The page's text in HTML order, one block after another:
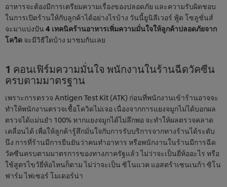
อาหารจะต้องมีการเตรียมความเรื่องของปลอดภัย และความรับผิดชอบ
ในการเปิดร้านให้กับลูกค้าได้อย่างไรบ้าง วันนี้ยูนิลีเวอร์ ฟู้ด โซลูชั่นส์
จะมาแบ่งปัน 4 เทคนิคร้านอาหารเพิ่มความมั่นใจให้ลูกค้าปลอดภัยจาก
โควิด จะมีวิธีใดบ้าง มาชมกันเลย
1 คอนเฟิร์มความมั่นใจ พนักงานในร้านฉีดวัคซีน
ครบตามมาตรฐาน
เพราะการตรวจ Antigen Test Kit (ATK) ก่อนที่พนักงานเข้าร้านอาจจะ
ทำให้พนักงานตรวจเชื้อโควิดไม่เจอ เนื่องจากการแยงจมูกไม่ได้บอกผล
ตรวจได้แม่นยำ 100% หากแยงจมูกได้ไม่ลึกพอ จะทำให้ผลตรวจคลาด
เคลื่อนได้ เพื่อให้ลูกค้ารู้สึกมั่นใจกับการรับบริการจากทางร้านได้ระดับ
นึง การที่ร้านมีการยืนยันว่าคนทำอาหาร หรือพนักงานในร้านมีการฉีด
วัคซีนครบตามมาตรการของทางภาครัฐแล้ว ไม่ว่าจะเป็นยี่ห้ออะไร หรือ
ใช้สูตรไขว้ยี่ห้อไหนก็ตาม ไม่ว่าจะเป็น ซิโนแวค แอสตร้าเซนเนก้า ซิโน
ฟาร์ม ไฟเซอร์ โมเดอร์น่า